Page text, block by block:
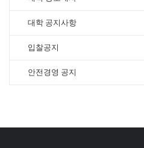
대학 공지사항
입찰공지
안전경영 공지